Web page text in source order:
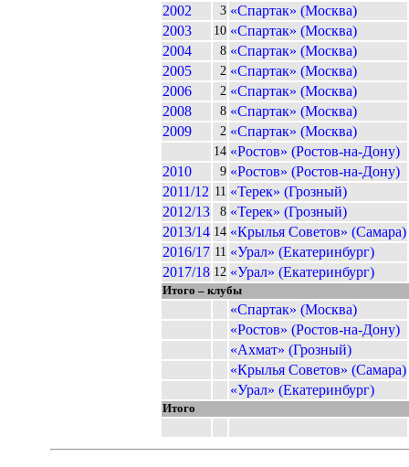
2002
3 «Спартак» (Москва)
2003
10 «Спартак» (Москва)
2004
8 «Спартак» (Москва)
2005
2 «Спартак» (Москва)
2006
2 «Спартак» (Москва)
2008
8 «Спартак» (Москва)
2009
2 «Спартак» (Москва)
14 «Ростов» (Ростов-на-Дону)
2010
9 «Ростов» (Ростов-на-Дону)
2011/12 11 «Терек» (Грозный)
2012/13
8 «Терек» (Грозный)
2013/14 14 «Крылья Советов» (Самара)
2016/17 11 «Урал» (Екатеринбург)
2017/18 12 «Урал» (Екатеринбург)
Итого – клубы
«Спартак» (Москва)
«Ростов» (Ростов-на-Дону)
«Ахмат» (Грозный)
«Крылья Советов» (Самара)
«Урал» (Екатеринбург)
Итого